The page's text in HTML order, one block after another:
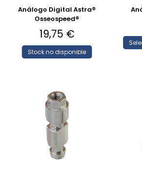
Análogo Digital Astra®
Osseospeed®
19,75 €
Stock no disponible